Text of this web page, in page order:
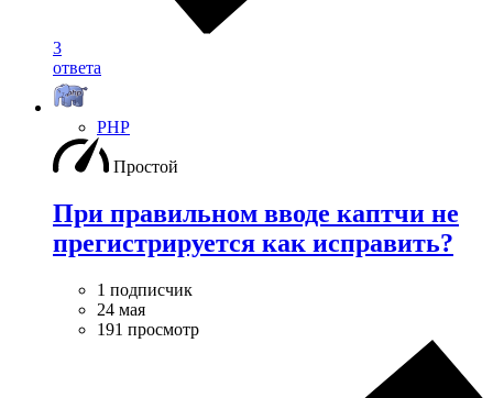
3
ответа
PHP
Простой
При правильном вводе каптчи не
прегистрируется как исправить?
1 подписчик
24 мая
191 просмотр